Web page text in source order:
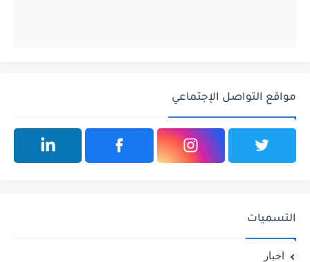
مواقع التواصل الإجتماعي
التسميات
اخبار